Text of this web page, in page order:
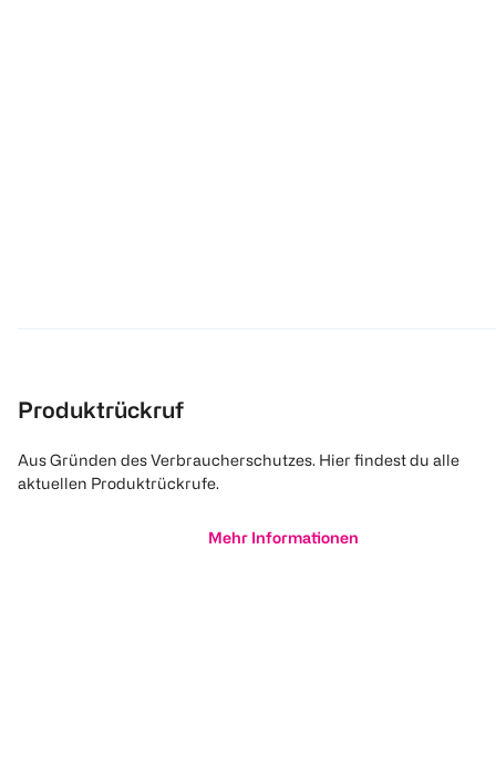
Produktrückruf
Aus Gründen des Verbraucherschutzes. Hier findest du alle
aktuellen Produktrückrufe.
Mehr Informationen